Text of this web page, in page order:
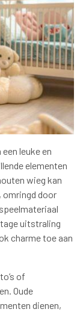
leuke en
elementen
wieg kan
omringd door
uitstraling
charme toe aan
of
Oude
dienen,